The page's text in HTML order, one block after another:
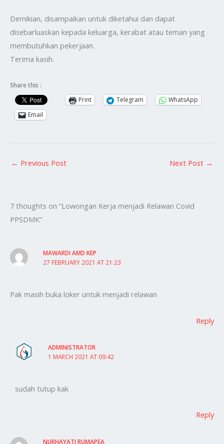
Demikian, disampaikan untuk diketahui dan dapat
disebarluaskan kepada keluarga, kerabat atau teman yang
membutuhkan pekerjaan.
Terima kasih.
Share this :
Print
Telegram
WhatsApp
Email
← Previous Post Next Post →
7 thoughts on “Lowongan Kerja menjadi Relawan Covid
PPSDMK”
MAWARDI AMD KEP
27 FEBRUARY 2021 AT 21:23
Pak masih buka loker untuk menjadi relawan
Reply
ADMINISTRATOR
1 MARCH 2021 AT 09:42
sudah tutup kak
Reply
NURHAYATI RUMAPEA